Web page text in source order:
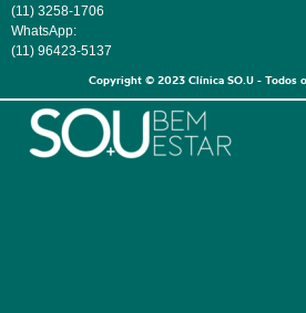
(11) 3258-1706
WhatsApp:
(11) 96423-5137
Copyright © 2023 Clínica SO.U - Todos